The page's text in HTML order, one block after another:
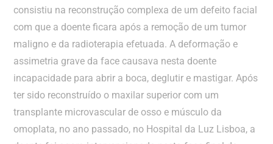
consistiu na reconstrução complexa de um defeito facial
com que a doente ficara após a remoção de um tumor
maligno e da radioterapia efetuada. A deformação e
assimetria grave da face causava nesta doente
incapacidade para abrir a boca, deglutir e mastigar. Após
ter sido reconstruído o maxilar superior com um
transplante microvascular de osso e músculo da
omoplata, no ano passado, no Hospital da Luz Lisboa, a